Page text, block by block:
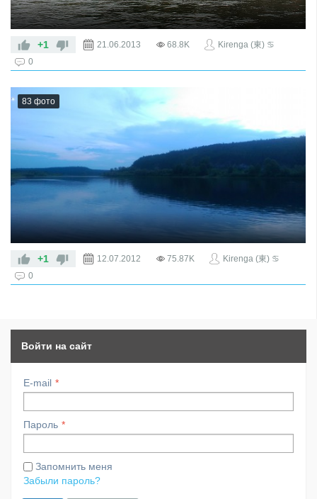
+1 21.06.2013 68.8K
Kirenga (東) ♋
0
83 фото
+1
12.07.2012 75.87K
Kirenga (東) ♋
0
Войти на сайт
E-mail
Пароль
Запомнить меня
Забыли пароль?